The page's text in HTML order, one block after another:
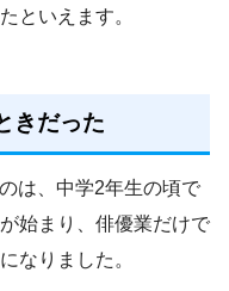
といえます。
きだった
は、中学2年生の頃で
始まり、俳優業だけで
なりました。